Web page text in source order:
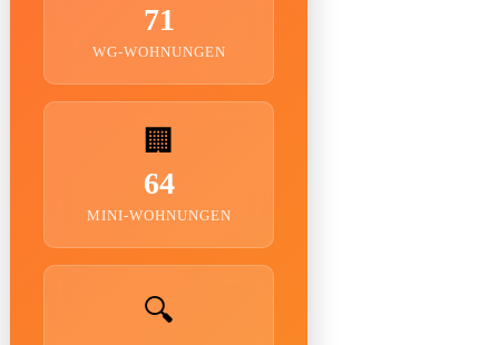
71
WG-WOHNUNGEN
🏢
64
MINI-WOHNUNGEN
🔍